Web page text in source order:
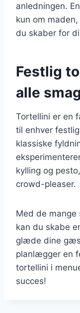
anledningen.
kun om
du skaber for
Festlig
alle
Tortellini er en
til enhver
klassiske
kylling og
crowd-pleaser.
Med de mange
kan du skabe
glæde dine
planlægger en
tortellini i
succes!